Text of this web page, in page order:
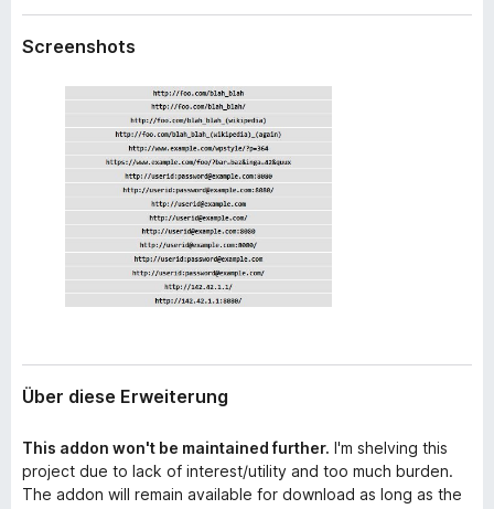
f
-
B
r
o
w
s
e
r
iScreenshots
Über diese Erweiterung
This addon won't be maintained further. I'm shelving this
project due to lack of interest/utility and too much burden.
The addon will remain available for download as long as the